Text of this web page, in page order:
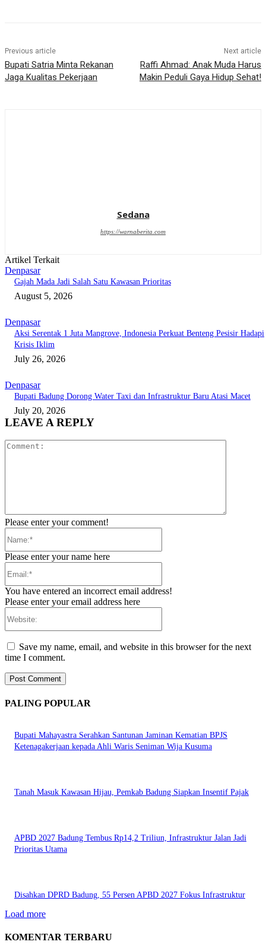
Previous article
Bupati Satria Minta Rekanan
Jaga Kualitas Pekerjaan
Next article
Raffi Ahmad: Anak Muda Harus
Makin Peduli Gaya Hidup Sehat!
Sedana
https://warnaberita.com
Artikel Terkait
Denpasar
Gajah Mada Jadi Salah Satu Kawasan Prioritas
August 5, 2026
Denpasar
Aksi Serentak 1 Juta Mangrove, Indonesia Perkuat Benteng Pesisir Hadapi
Krisis Iklim
July 26, 2026
Denpasar
Bupati Badung Dorong Water Taxi dan Infrastruktur Baru Atasi Macet
July 20, 2026
LEAVE A REPLY
Please enter your comment!
Please enter your name here
You have entered an incorrect email address!
Please enter your email address here
Save my name, email, and website in this browser for the next
time I comment.
PALING POPULAR
Bupati Mahayastra Serahkan Santunan Jaminan Kematian BPJS
Ketenagakerjaan kepada Ahli Waris Seniman Wija Kusuma
Tanah Masuk Kawasan Hijau, Pemkab Badung Siapkan Insentif Pajak
APBD 2027 Badung Tembus Rp14,2 Triliun, Infrastruktur Jalan Jadi
Prioritas Utama
Disahkan DPRD Badung, 55 Persen APBD 2027 Fokus Infrastruktur
Load more
KOMENTAR TERBARU